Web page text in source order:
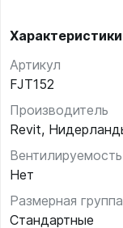
Характеристики
Артикул
FJT152
Производитель
Revit,
Вентилируемость
Нет
Размерная группа
Стандартные